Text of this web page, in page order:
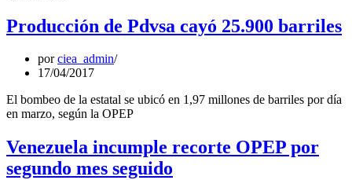
Producción de Pdvsa cayó 25.900 barriles
porciea_admin
17/04/2017
El bombeo de la estatal se ubicó en 1,97 millones de barriles por día
en marzo, según la OPEP
Venezuela incumple recorte OPEP por
segundo mes seguido